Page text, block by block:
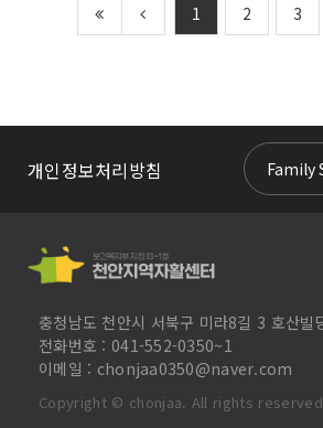
1 2 3
개인정보처리방침 Family
충청남도 천안시 서북구 미라8길 3 호산빌
전화번호 : 041-552-0350~1
이메일 : chonjaa0350@naver.com
Copyright © chonjaa. All rights